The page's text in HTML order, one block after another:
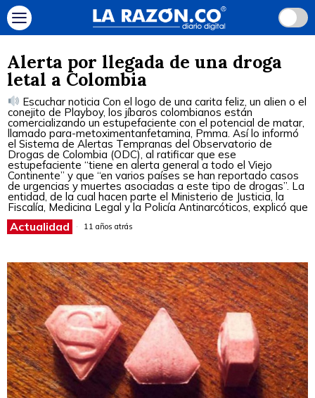
Alerta por llegada de una droga
letal a Colombia
Escuchar noticia Con el logo de una carita feliz, un alien o el
conejito de Playboy, los jíbaros colombianos están
comercializando un estupefaciente con el potencial de matar,
llamado para-metoximentanfetamina, Pmma. Así lo informó
el Sistema de Alertas Tempranas del Observatorio de
Drogas de Colombia (ODC), al ratificar que ese
estupefaciente “tiene en alerta general a todo el Viejo
Continente” y que “en varios países se han reportado casos
de urgencias y muertes asociadas a este tipo de drogas”. La
entidad, de la cual hacen parte el Ministerio de Justicia, la
Fiscalía, Medicina Legal y la Policía Antinarcóticos, explicó que
Actualidad 11 años atrás